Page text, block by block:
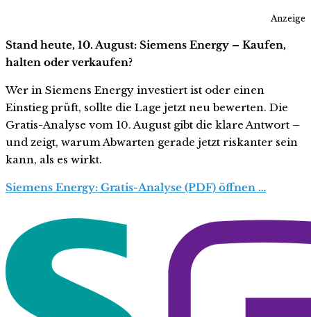
Anzeige
Stand heute, 10. August: Siemens Energy – Kaufen,
halten oder verkaufen?
Wer in Siemens Energy investiert ist oder einen
Einstieg prüft, sollte die Lage jetzt neu bewerten. Die
Gratis-Analyse vom 10. August gibt die klare Antwort –
und zeigt, warum Abwarten gerade jetzt riskanter sein
kann, als es wirkt.
Siemens Energy: Gratis-Analyse (PDF) öffnen …